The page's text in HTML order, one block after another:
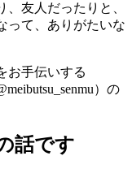
友人だったりと、
って、ありがたいな
お手伝いする
）の
話です